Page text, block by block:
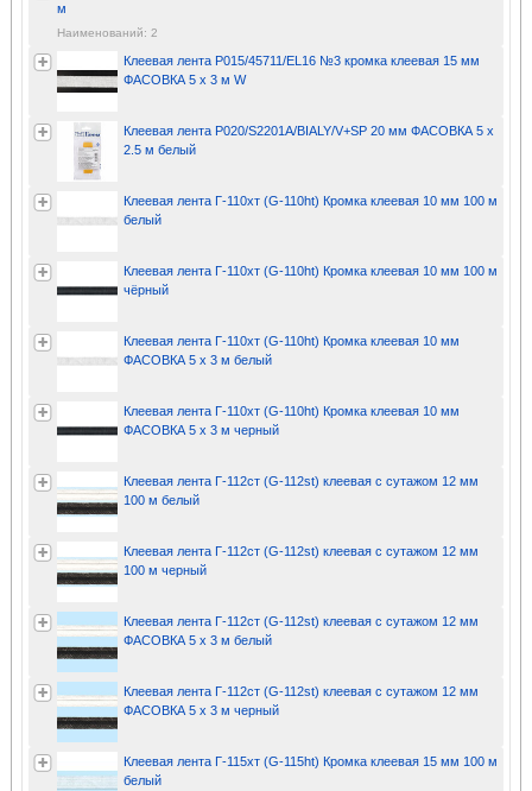
м
Наименований: 2
Клеевая лента P015/45711/EL16 №3 кромка клеевая 15 мм
ФАСОВКА 5 х 3 м W
Клеевая лента P020/S2201A/BIALY/V+SP 20 мм ФАСОВКА 5 х
2.5 м белый
Клеевая лента Г-110хт (G-110ht) Кромка клеевая 10 мм 100 м
белый
Клеевая лента Г-110хт (G-110ht) Кромка клеевая 10 мм 100 м
чёрный
Клеевая лента Г-110хт (G-110ht) Кромка клеевая 10 мм
ФАСОВКА 5 х 3 м белый
Клеевая лента Г-110хт (G-110ht) Кромка клеевая 10 мм
ФАСОВКА 5 х 3 м черный
Клеевая лента Г-112ст (G-112st) клеевая с сутажом 12 мм
100 м белый
Клеевая лента Г-112ст (G-112st) клеевая с сутажом 12 мм
100 м черный
Клеевая лента Г-112ст (G-112st) клеевая с сутажом 12 мм
ФАСОВКА 5 х 3 м белый
Клеевая лента Г-112ст (G-112st) клеевая с сутажом 12 мм
ФАСОВКА 5 х 3 м черный
Клеевая лента Г-115хт (G-115ht) Кромка клеевая 15 мм 100 м
белый